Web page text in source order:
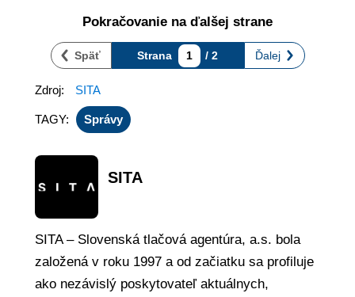
Pokračovanie na ďalšej strane
Späť Strana 1 / 2 Ďalej
Zdroj: SITA
TAGY: Správy
SITA
SITA – Slovenská tlačová agentúra, a.s. bola
založená v roku 1997 a od začiatku sa profiluje
ako nezávislý poskytovateľ aktuálnych,